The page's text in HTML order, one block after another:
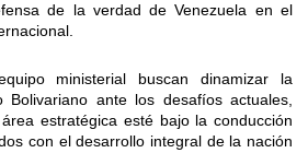
de la verdad de Venezuela en el
ministerial buscan dinamizar la
Bolivariano ante los desafíos actuales,
estratégica esté bajo la conducción
con el desarrollo integral de la nación